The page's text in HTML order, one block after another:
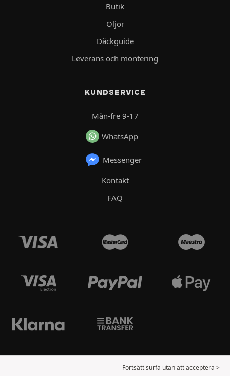
Butik
Oljor
Däckguide
Leverans och montering
KUNDSERVICE
Mån-fre 9-17
WhatsApp
Messenger
Kontakt
FAQ
Fortsätt surfa utan att acceptera >